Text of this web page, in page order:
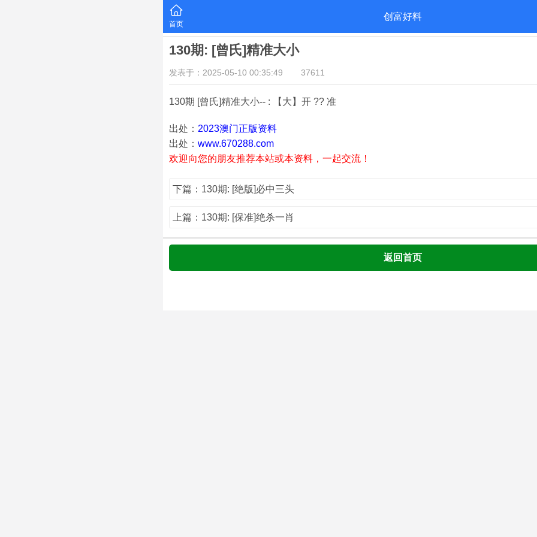
首页
创富好料
130期: [曾氏]精准大小
发表于：2025-05-10 00:35:49 37611
130期 [曾氏]精准大小-- : 【大】开 ?? 准
出处： 2023澳门正版资料
出处： www.670288.com
欢迎向您的朋友推荐本站或本资料，一起交流！
下篇：130期: [绝版]必中三头
上篇：130期: [保准]绝杀一肖
返回首页